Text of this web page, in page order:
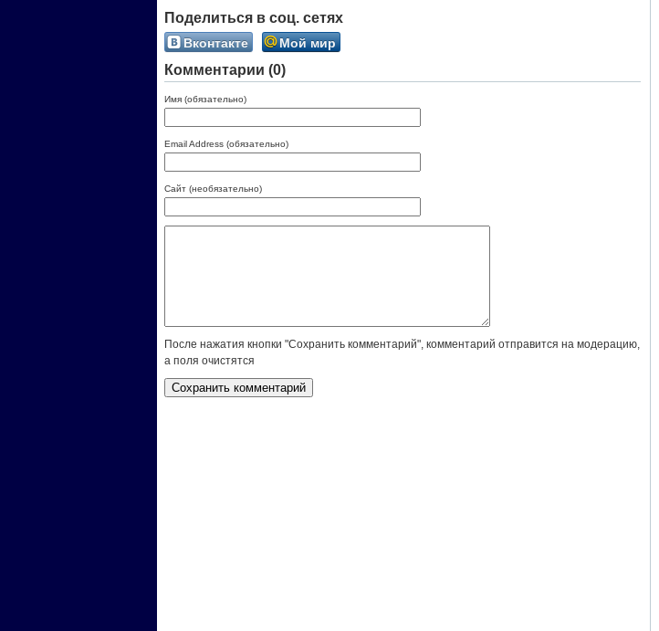
Поделиться в соц. сетях
Вконтакте Мой мир
Комментарии (0)
Имя (обязательно)
Email Address (обязательно)
Сайт (необязательно)
После нажатия кнопки "Сохранить комментарий", комментарий отправится на модерацию,
а поля очистятся